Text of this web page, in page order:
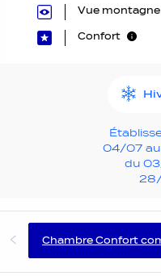
Vue montagne
Confort
04/07
du
Chambre Confort